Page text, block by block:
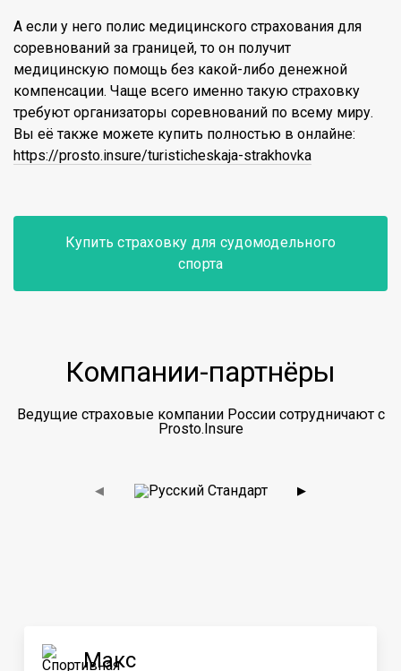
А если у него полис медицинского страхования для
соревнований за границей, то он получит
медицинскую помощь без какой-либо денежной
компенсации. Чаще всего именно такую страховку
требуют организаторы соревнований по всему миру.
Вы её также можете купить полностью в онлайне:
https://prosto.insure/turisticheskaja-strakhovka
Купить страховку для судомодельного
спорта
Компании-партнёры
Ведущие страховые компании России сотрудничают с
Prosto.Insure
◀ ▶
Макс